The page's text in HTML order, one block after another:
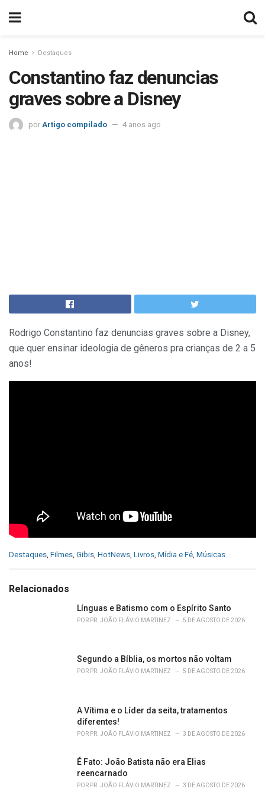
Home Destaques
Constantino faz denuncias
graves sobre a Disney
por Artigo compilado 4 anos ago
Rodrigo Constantino faz denuncias graves sobre a Disney,
que quer ensinar ideologia de gêneros pra crianças de 2 a 5
anos!
C
e
Destaques, Filmes, Gibis, HotNews, Livros, Mídia e Fé, Músicas
Relacionados
Línguas e Batismo com o Espírito Santo
POR PR. JOÃO FLÁVIO MARTINEZ 5 DE AGOSTO DE 2026
Segundo a Bíblia, os mortos não voltam
POR PR. JOÃO FLÁVIO MARTINEZ 5 DE AGOSTO DE 2026
A Vítima e o Líder da seita, tratamentos
diferentes!
POR PR. JOÃO FLÁVIO MARTINEZ 3 DE AGOSTO DE 2026
É Fato: João Batista não era Elias
reencarnado
POR PR. JOÃO FLÁVIO MARTINEZ 3 DE AGOSTO DE 2026